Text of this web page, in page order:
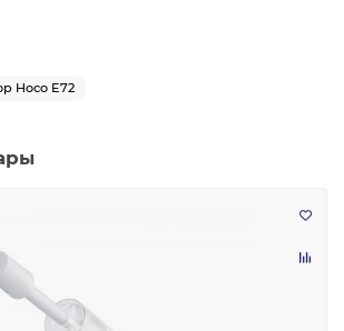
Hoco E72